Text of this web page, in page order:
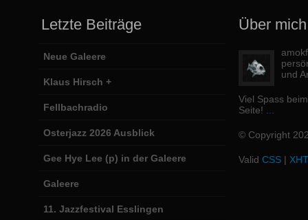
Letzte Beiträge
Neue Galeere
Klaus Hirsch +
Fellbachradio
Osterjazz 2026 Ausblick
Gee Hye Lee (p) in der Galeere
Galeere
11. Jazzfestival Esslingen
Über mich
und
Viel Spass
Seite!
© Copyright
Valid CSS |